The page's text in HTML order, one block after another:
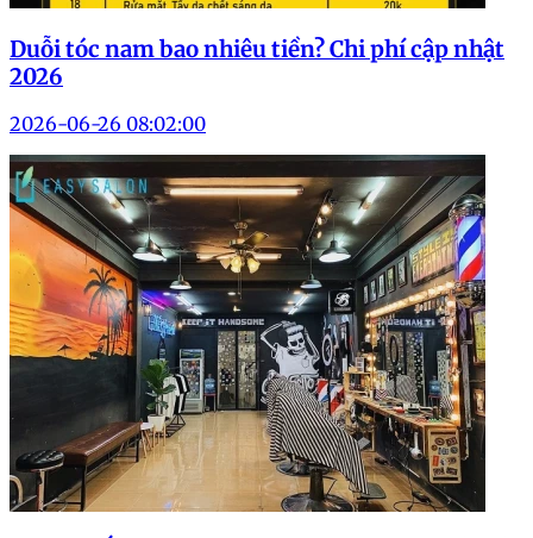
Duỗi tóc nam bao nhiêu tiền? Chi phí cập nhật
2026
2026-06-26 08:02:00